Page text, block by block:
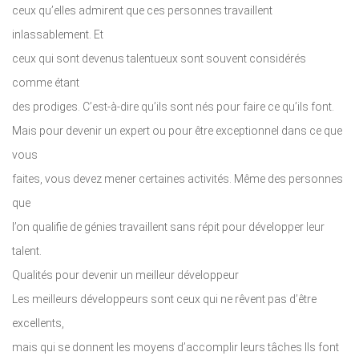
ceux qu’elles admirent que ces personnes travaillent
inlassablement. Et
ceux qui sont devenus talentueux sont souvent considérés
comme étant
des prodiges. C’est-à-dire qu’ils sont nés pour faire ce qu’ils font.
Mais pour devenir un expert ou pour être exceptionnel dans ce que
vous
faites, vous devez mener certaines activités. Même des personnes
que
l’on qualifie de génies travaillent sans répit pour développer leur
talent.
Qualités pour devenir un meilleur développeur
Les meilleurs développeurs sont ceux qui ne rêvent pas d’être
excellents,
mais qui se donnent les moyens d’accomplir leurs tâches Ils font